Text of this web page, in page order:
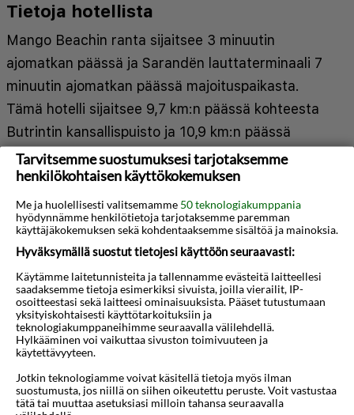
Tietoja hotellista
Mango Beachin ranta sijaitsee 3 minuutin
ajomatkan päässä ja Sarandën lauttaterminaali 7
minuutin ajomatkan päässä majoituspaikasta.
Tämä hotelli sijaitsee 9,7 km:n päässä kohteesta
Butrintin kansallispuisto ja 10,9 km:n päässä
kohteesta Ksamil-saaret. Kaikissa 15 huoneessa
on ilmastointi, jääkaappi sekä plasmatelevisio.
Jokaisessa huoneessa on parveke. Käytössäsi on
kaapelikanavat ja ilmainen internetyhteys
(langaton ja kiinteä). Kylpyhuoneesta löytyy
suihku, ilmaiset hygieniatuotteet ja
hiustenkuivaaja. Etäisyydet pyöristetään
lähimpään 0,1 mailiin ja kilometriin.
Mango Beachin ranta - 0,3 km / 0,2 mi
Sarandën promenadi - 2,4 km / 1,5 mi
Lëkurësin linna - 2,5 km / 1,5 mi
Näytä lisää
Kartta
Tarvitsemme suostumuksesi tarjotaksemme
henkilökohtaisen käyttökokemuksen
Me ja huolellisesti valitsemamme 50 teknologiakumppania
hyödynnämme henkilötietoja tarjotaksemme paremman
käyttäjäkokemuksen sekä kohdentaaksemme sisältöä ja mainoksia.
Hyväksymällä suostut tietojesi käyttöön seuraavasti:
Käytämme laitetunnisteita ja tallennamme evästeitä laitteellesi
saadaksemme tietoja esimerkiksi sivuista, joilla vierailit, IP-
osoitteestasi sekä laitteesi ominaisuuksista. Pääset tutustumaan
yksityiskohtaisesti käyttötarkoituksiin ja
teknologiakumppaneihimme seuraavalla välilehdellä.
Hylkääminen voi vaikuttaa sivuston toimivuuteen ja
käytettävyyteen.
Jotkin teknologiamme voivat käsitellä tietoja myös ilman
suostumusta, jos niillä on siihen oikeutettu peruste. Voit vastustaa
tätä tai muuttaa asetuksiasi milloin tahansa seuraavalla